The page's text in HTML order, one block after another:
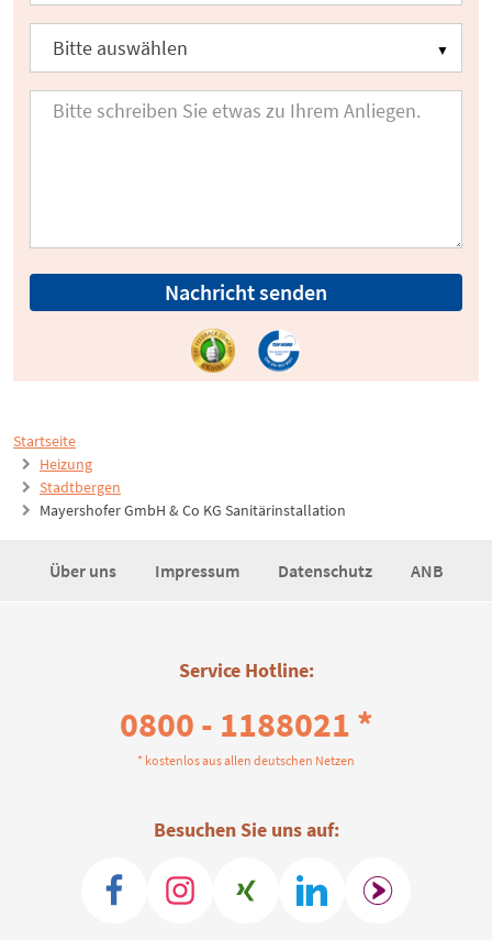
Startseite
Heizung
Stadtbergen
Mayershofer GmbH & Co KG Sanitärinstallation
Nachricht senden
Über uns Impressum Datenschutz ANB
Service Hotline:
0800 - 1188021 *
* kostenlos aus allen deutschen Netzen
Besuchen Sie uns auf: